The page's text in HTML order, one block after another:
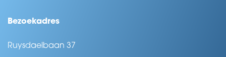
Bezoekadres
Ruysdaelbaan 37